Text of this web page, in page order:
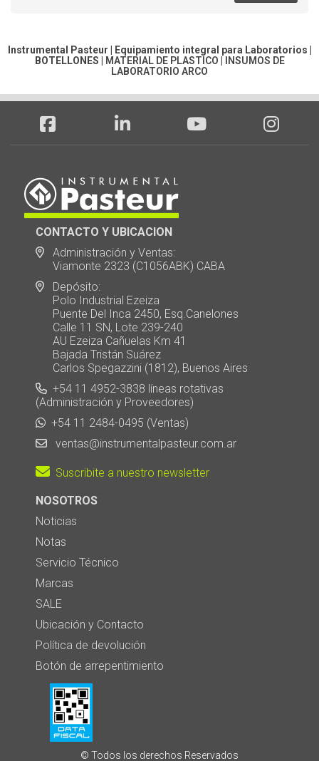
Instrumental Pasteur | Equipamiento integral para Laboratorios |
BOTELLONES
MATERIAL DE PLASTICO
INSUMOS DE
LABORATORIO ARCO
CONTACTO Y UBICACION
Administración y Ventas:
Viamonte 2323 (C1056ABK) CABA
Depósito:
Polo Industrial Ezeiza
Puente Del Inca 2450, Esq.Canelones
Calle 11 SN, Lote 239-240
AU Ezeiza Cañuelas Km 41
Bajada Tristán Suárez
Carlos Spegazzini (1812), Buenos Aires
+54 11 4952-3838 líneas rotativas
(Administración y Proveedores)
+54 11 2484-0495 (Ventas)
ventas@instrumentalpasteur.com.ar
Suscribite a nuestro newsletter
NOSOTROS
Noticias
Notas
Servicio Técnico
Marcas
SALE
Ubicación y Contacto
Política de devolución
Botón de arrepentimiento
© Todos los derechos Reservados